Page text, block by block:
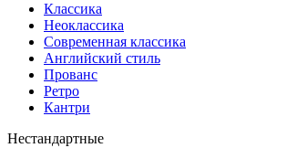
Классика
Неоклассика
Современная классика
Английский стиль
Прованс
Ретро
Кантри
Нестандартные